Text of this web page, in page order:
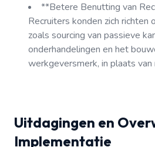
**Betere Benutting van
Recruiters konden zich richten
zoals sourcing van passieve
onderhandelingen en het
werkgeversmerk, in plaats van
Uitdagingen en
Implementatie